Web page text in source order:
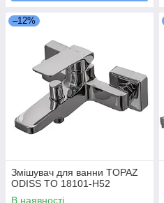
–12%
Змішувач для ванни TOPAZ
ODISS TO 18101-H52
В наявності